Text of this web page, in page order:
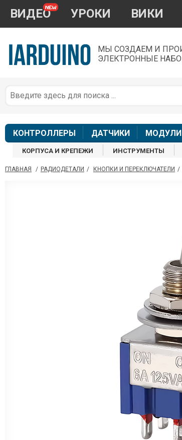
ВИДЕО УРОКИ ВИКИ
МЫ СОЗДАЕМ И
ЭЛЕКТРОННЫЕ
КОНТРОЛЛЕРЫ ДАТЧИКИ МОДУЛИ
КОРПУСА И КРЕПЕЖИ ИНСТРУМЕНТЫ
ГЛАВНАЯ / РАДИОДЕТАЛИ / КНОПКИ И ПЕРЕКЛЮЧАТЕЛИ /